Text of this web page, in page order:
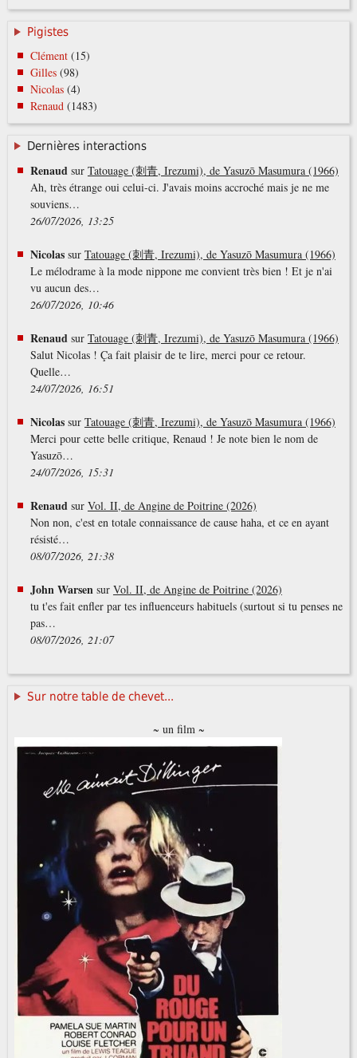
Pigistes
Clément(15)
Gilles(98)
Nicolas(4)
Renaud(1483)
Dernières interactions
Renaud sur Tatouage (刺青, Irezumi), de Yasuzō Masumura (1966)
Ah, très étrange oui celui-ci. J'avais moins accroché mais je ne me
souviens…
26/07/2026, 13:25
Nicolassur Tatouage (刺青, Irezumi), de Yasuzō Masumura (1966)
Le mélodrame à la mode nippone me convient très bien ! Et je n'ai
vu aucun des…
26/07/2026, 10:46
Renaud sur Tatouage (刺青, Irezumi), de Yasuzō Masumura (1966)
Salut Nicolas ! Ça fait plaisir de te lire, merci pour ce retour.
Quelle…
24/07/2026, 16:51
Nicolassur Tatouage (刺青, Irezumi), de Yasuzō Masumura (1966)
Merci pour cette belle critique, Renaud ! Je note bien le nom de
Yasuzō…
24/07/2026, 15:31
Renaud sur Vol. II, de Angine de Poitrine (2026)
Non non, c'est en totale connaissance de cause haha, et ce en ayant
résisté…
08/07/2026, 21:38
John Warsen sur Vol. II, de Angine de Poitrine (2026)
tu t'es fait enfler par tes influenceurs habituels (surtout si tu penses ne
pas…
08/07/2026, 21:07
Sur notre table de chevet...
~ un film ~